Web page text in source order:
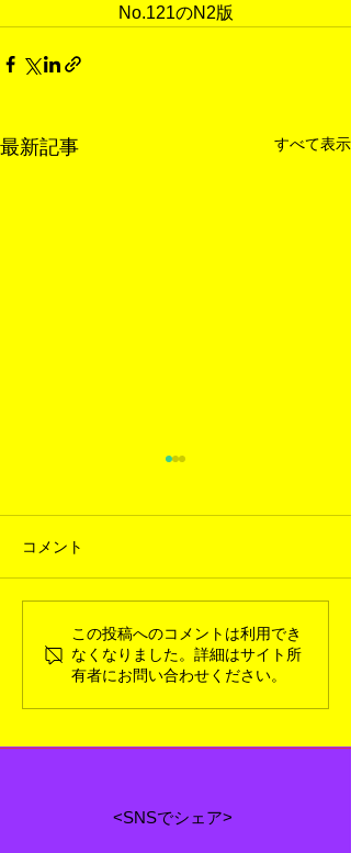
No.121のN2版
最新記事 すべて表示
旧カルビー仮面ライダー
カード No.343 SR15のフ
リをしたKR15
コメント
この投稿へのコメントは利用でき
なくなりました。詳細はサイト所
有者にお問い合わせください。
<SNSでシェア>